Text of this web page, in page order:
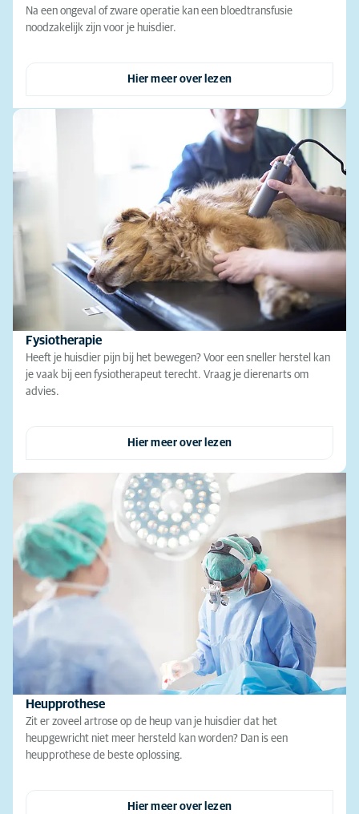
Na een ongeval of zware operatie kan een bloedtransfusie
noodzakelijk zijn voor je huisdier.
Hier meer over lezen
Fysiotherapie
Heeft je huisdier pijn bij het bewegen? Voor een sneller herstel kan
je vaak bij een fysiotherapeut terecht. Vraag je dierenarts om
advies.
Hier meer over lezen
Heupprothese
Zit er zoveel artrose op de heup van je huisdier dat het
heupgewricht niet meer hersteld kan worden? Dan is een
heupprothese de beste oplossing.
Hier meer over lezen